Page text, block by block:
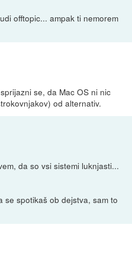
offtopic... ampak ti nemorem
se, da Mac OS ni nic
od alternativ.
da so vsi sistemi luknjasti...
se spotikaš ob dejstva, sam to